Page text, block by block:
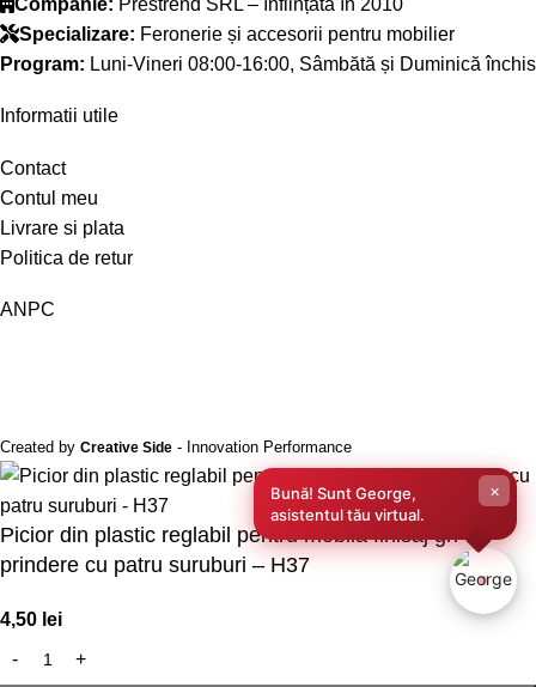
Specializare: Feronerie și accesorii pentru mobilier
Program: Luni-Vineri 08:00-16:00, Sâmbătă și Duminică închis
Informatii utile
Contact
Contul meu
Livrare si plata
Politica de retur
ANPC
Created by Creative Side - Innovation Performance
Picior din plastic reglabil pentru mobila finisaj gri
prindere cu patru suruburi – H37
4,50 lei
Bună! Sunt George,
asistentul tău virtual.
×